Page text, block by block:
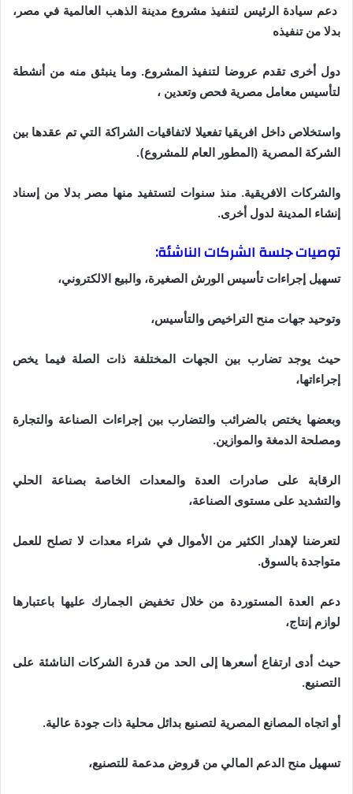
دعم سيادة الرئيس لتنفيذ مشروع مدينة الذهب العالمية في مصر،
بدلا من تنفيذه
دول أخرى تقدم عروضا لتنفيذ المشروع. وما ينبثق منه من أنشطة
لتأسيس معامل مصرية فحص وتعدين ،
واستخلاص داخل افريقيا تفعيلا لاتفاقيات الشراكة التي تم عقدها بين
الشركة المصرية (المطور العام للمشروع).
والشركات الافريقية. منذ سنوات لتستفيد منها مصر بدلا من إسناد
إنشاء المدينة لدول أخرى.
توصيات جلسة الشركات الناشئة:
تسهيل إجراءات تأسيس الورش الصغيرة، والبيع الالكتروني،
وتوحيد جهات منح التراخيص والتأسيس،
حيث يوجد تضارب بين الجهات المختلفة ذات الصلة فيما يخص
إجراءاتها،
وبعضها يختص بالضرائب والتضارب بين إجراءات الصناعة والتجارة
ومصلحة الدمغة والموازين.
الرقابة على صادرات العدة والمعدات الخاصة بصناعة الحلي
والتشديد على مستوى الصناعة،
لتعرضنا لإهدار الكثير من الأموال في شراء معدات لا تصلح للعمل
متواجدة بالسوق.
دعم العدة المستوردة من خلال تخفيض الجمارك عليها باعتبارها
لوازم إنتاج،
حيث أدى ارتفاع أسعرها إلى الحد من قدرة الشركات الناشئة على
التصنيع.
أو اتجاه المصانع المصرية لتصنيع بدائل محلية ذات جودة عالية.
تسهيل منح الدعم المالي من قروض مدعمة للتصنيع،